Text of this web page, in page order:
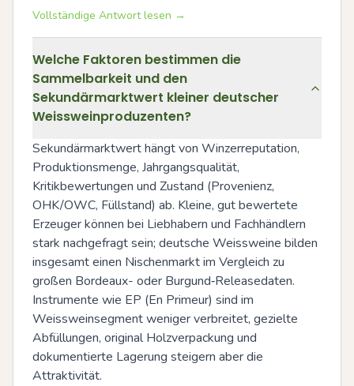
Vollständige Antwort lesen →
Welche Faktoren bestimmen die
Sammelbarkeit und den
Sekundärmarktwert kleiner deutscher
Weissweinproduzenten?
Sekundärmarktwert hängt von Winzerreputation,
Produktionsmenge, Jahrgangsqualität,
Kritikbewertungen und Zustand (Provenienz,
OHK/OWC, Füllstand) ab. Kleine, gut bewertete
Erzeuger können bei Liebhabern und Fachhändlern
stark nachgefragt sein; deutsche Weissweine bilden
insgesamt einen Nischenmarkt im Vergleich zu
großen Bordeaux- oder Burgund‑Releasedaten.
Instrumente wie EP (En Primeur) sind im
Weissweinsegment weniger verbreitet, gezielte
Abfüllungen, original Holzverpackung und
dokumentierte Lagerung steigern aber die
Attraktivität.